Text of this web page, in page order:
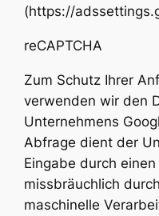
(https://
reCAPTCHA
Zum Schutz Ihrer
verwenden wir den
Unternehmens
Abfrage dient der
Eingabe durch
missbräuchlich
maschinelle